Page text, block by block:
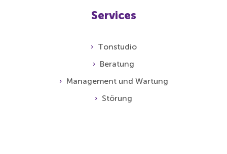
Services
Tonstudio
Beratung
Management und Wartung
Störung